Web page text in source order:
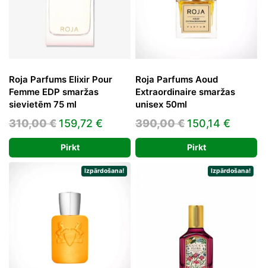
Roja Parfums Elixir Pour
Femme EDP smaržas
sievietēm 75 ml
310,00€ Original
price
was:
310,00 €.
159,72 € Current
price
is:
159,72 €.
Pirkt
Roja Parfums Aoud
Extraordinaire smaržas
unisex 50ml
390,00€ Original
price
was:
390,00 €.
150,14 €
price
is:
Pirkt
Izpārdošana! Izpārdošana!